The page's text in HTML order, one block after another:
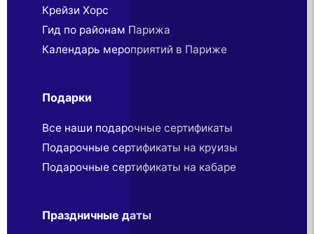
Крейзи Хорс
Гид по районам Парижа
Календарь мероприятий в Париже
Подарки
Все наши подарочные сертификаты
Подарочные сертификаты на круизы
Подарочные сертификаты на кабаре
Праздничные даты